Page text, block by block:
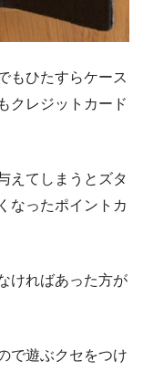
もひたすらケース
クレジットカード
えてしまうとズタ
なったポイントカ
ければあった方が
で遊ぶクセをつけ